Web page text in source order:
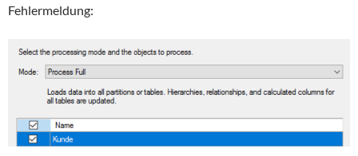
Fehlermeldung: